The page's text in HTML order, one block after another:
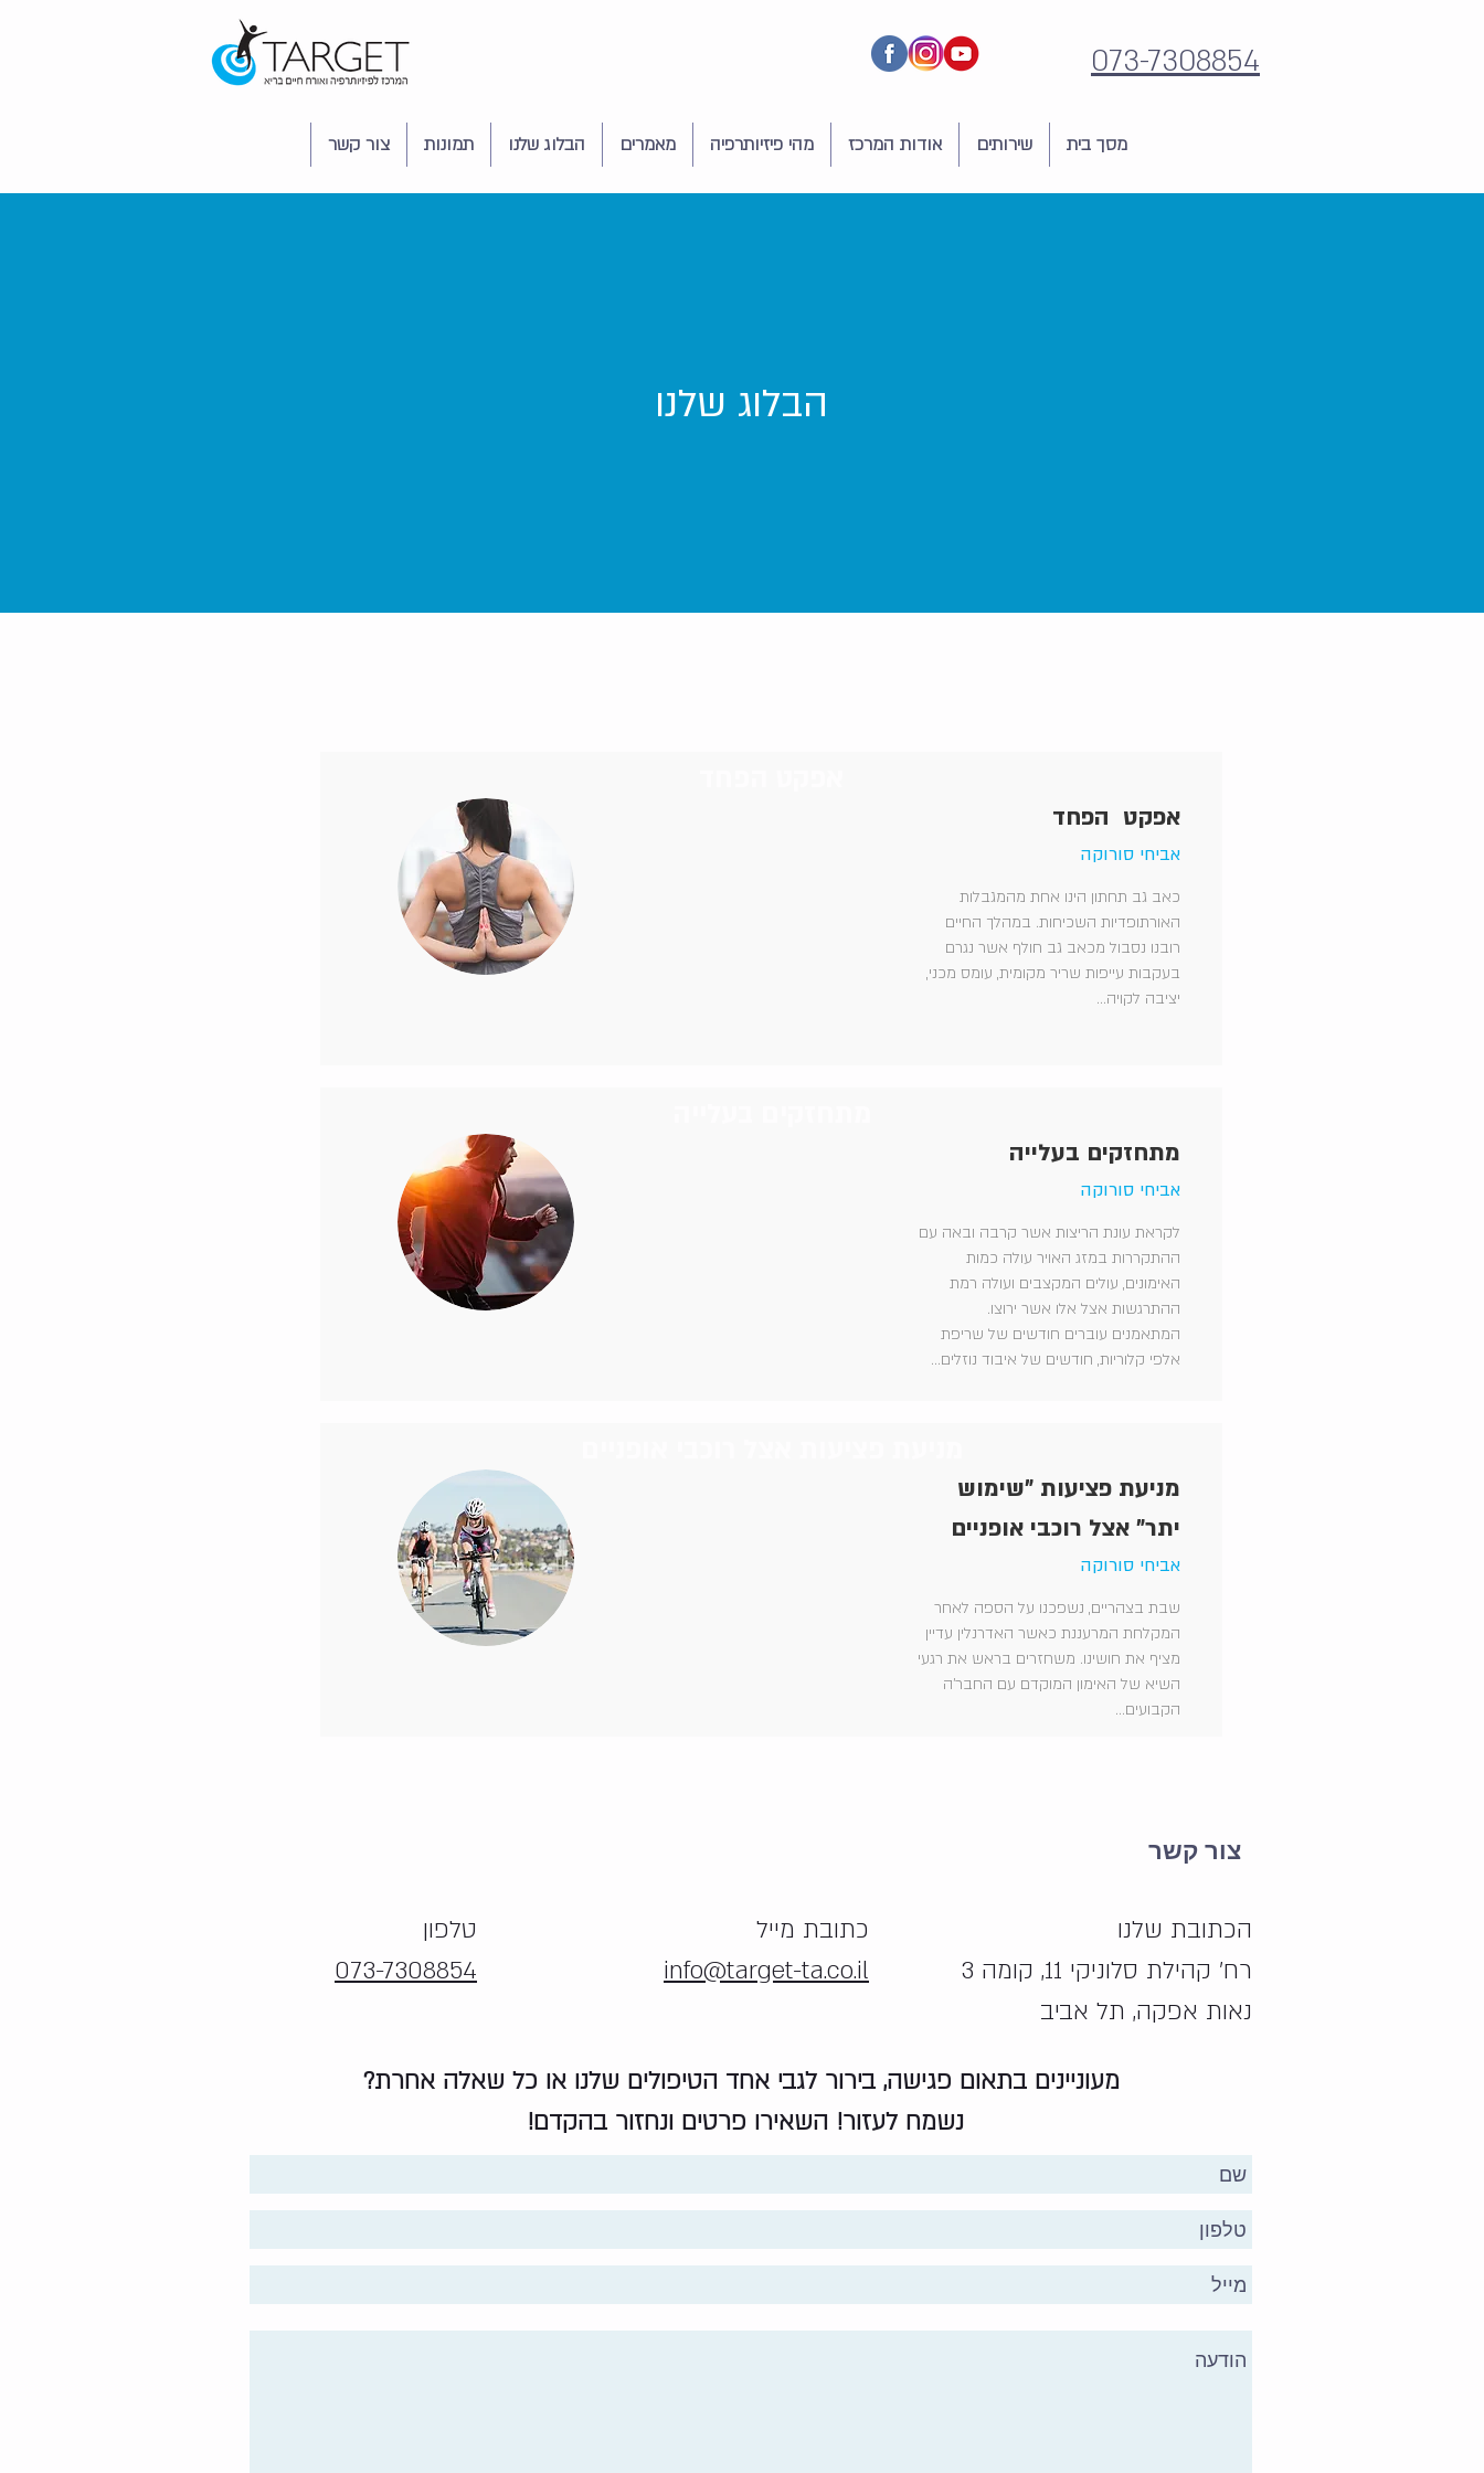
073-7308854
מסך בית שירותים אודות המרכז מהי פיזיותרפיה מאמרים הבלוג שלנו תמונות צור קשר
הבלוג שלנו
כאב גב תחתון הינו אחת מהמגבלות
האורתופדיות השכיחות. במהלך החיים
רובנו נסבול מכאב גב חולף אשר נגרם
בעקבות עייפות שריר מקומית, עומס מכני,
יציבה לקויה...
אביחי סורוקה
אפקט הפחד
לקראת עונת הריצות אשר קרבה ובאה עם
ההתקררות במזג האויר עולה כמות
האימונים, עולים המקצבים ועולה רמת
ההתרגשות אצל אלו אשר ירוצו.
המתאמנים עוברים חודשים של שריפת
אלפי קלוריות, חודשים של איבוד נוזלים...
אביחי סורוקה
מתחזקים בעלייה
שבת בצהריים, נשפכנו על הספה לאחר
המקלחת המרעננת כאשר האדרנלין עדיין
מציף את חושינו. משחזרים בראש את רגעי
השיא של האימון המוקדם עם החבר'ה
הקבועים...
אביחי סורוקה
מניעת פציעות "שימוש
יתר" אצל רוכבי אופניים
צור קשר
טלפון
073-7308854
כתובת מייל
info@target-ta.co.il
הכתובת שלנו
רח' קהילת סלוניקי 11, קומה 3
נאות אפקה, תל אביב
מעוניינים בתאום פגישה, בירור לגבי אחד הטיפולים שלנו או כל שאלה אחרת?
נשמח לעזור! השאירו פרטים ונחזור בהקדם!